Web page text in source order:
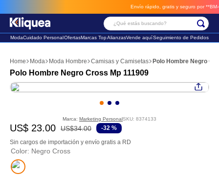
Envío rápido, gratis y seguro por **BM-
¿Qué estás buscando?
ModaCuidado PersonalOfertasMarcas TopAlianzasVende aquíSeguimiento de Pedidos
Moda Moda Hombre Camisas y Camisetas Polo Hombre Negro
Polo Hombre Negro Cross Mp 111909
Marca: Marketing PersonalSKU: 8374133
US$ 23.00 US$34.00 -32 %
Sin cargos de importación y envío gratis a RD
Color: Negro Cross
2. sandalia